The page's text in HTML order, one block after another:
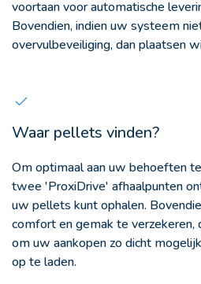
voortaan voor automatische
Bovendien, indien uw systeem
overvulbeveiliging, dan plaatsen
Waar pellets vinden?
Om optimaal aan uw behoeften
twee 'ProxiDrive' afhaalpunten
uw pellets kunt ophalen.
comfort en gemak te verzekeren,
om uw aankopen zo dicht
op te laden.